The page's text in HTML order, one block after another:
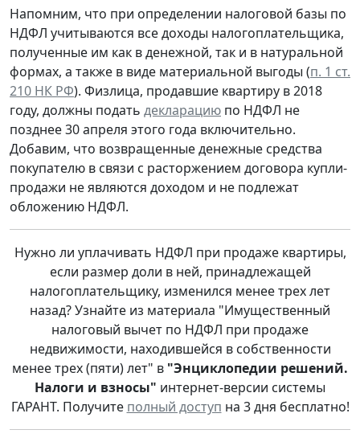
Напомним, что при определении налоговой базы по
НДФЛ учитываются все доходы налогоплательщика,
полученные им как в денежной, так и в натуральной
формах, а также в виде материальной выгоды (п. 1 ст.
210 НК РФ). Физлица, продавшие квартиру в 2018
году, должны подать декларацию по НДФЛ не
позднее 30 апреля этого года включительно.
Добавим, что возвращенные денежные средства
покупателю в связи с расторжением договора купли-
продажи не являются доходом и не подлежат
обложению НДФЛ.
Нужно ли уплачивать НДФЛ при продаже квартиры,
если размер доли в ней, принадлежащей
налогоплательщику, изменился менее трех лет
назад? Узнайте из материала "Имущественный
налоговый вычет по НДФЛ при продаже
недвижимости, находившейся в собственности
менее трех (пяти) лет" в "Энциклопедии решений.
Налоги и взносы" интернет-версии системы
ГАРАНТ. Получите полный доступ на 3 дня бесплатно!